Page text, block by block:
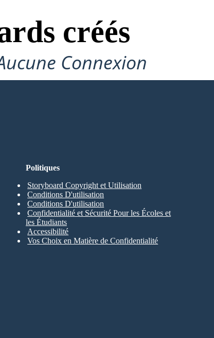
créés
Connexion
Politiques
Storyboard Copyright et Utilisation
Conditions D'utilisation
Conditions D'utilisation
Confidentialité et Sécurité Pour les Écoles et
les Étudiants
Accessibilité
Vos Choix en Matière de Confidentialité